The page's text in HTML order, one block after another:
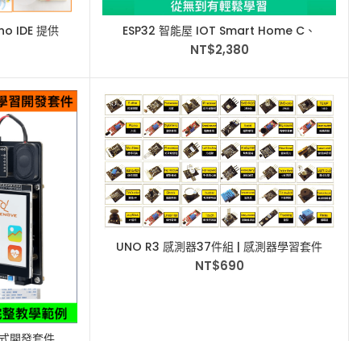
IDE 提供
ESP32 智能屋 IOT Smart Home C、
Python語言 Arduino Thonny
NT$2,380
UNO R3 感測器37件組 | 感測器學習套件
Arduino 傳感器學習套件組
NT$690